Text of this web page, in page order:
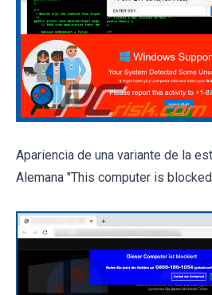
Apariencia de una variante de la
Alemana "This computer is